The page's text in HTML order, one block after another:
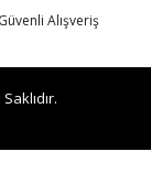
Alışveriş